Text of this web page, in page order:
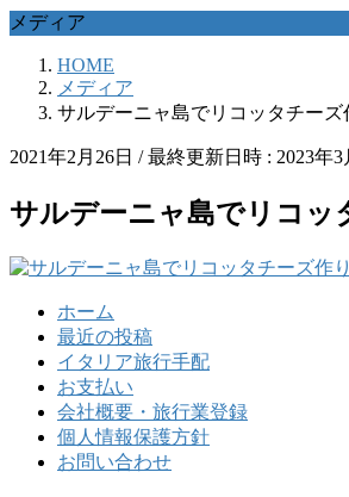
ッ
プ
移
動
メディア
HOME
メディア
サルデーニャ島でリコッタチーズ
2021年2月26日 / 最終更新日時 : 2023年3
サルデーニャ島でリコッ
ホーム
最近の投稿
イタリア旅行手配
お支払い
会社概要・旅行業登録
個人情報保護方針
お問い合わせ